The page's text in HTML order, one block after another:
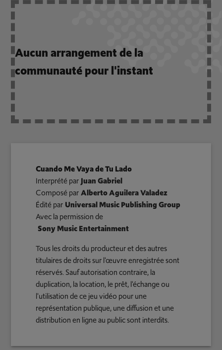
Aucun arrangement de la
communauté pour l'instant
Cuando Me Vaya de Tu Lado
Interprété parJuan Gabriel
Composé parAlberto Aguilera Valadez
Édité par Universal Music Publishing Group
Avec la permission de
Sony Music Entertainment
Tous les droits du producteur et des autres
titulaires de droits sur l'œuvre enregistrée sont
réservés. Sauf autorisation contraire, la
duplication, la location, le prêt, l'échange ou
l'utilisation de ce jeu vidéo pour une
représentation publique, une diffusion et une
distribution en ligne au public sont interdits.